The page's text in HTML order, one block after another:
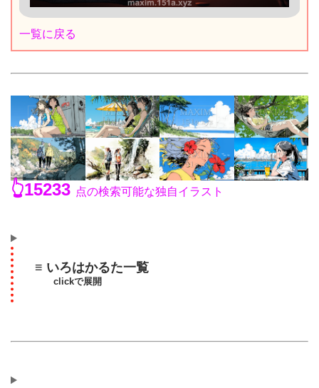
一覧に戻る
👆15233 点の検索可能な独自イラスト
≡ いろはかるた一覧
clickで展開